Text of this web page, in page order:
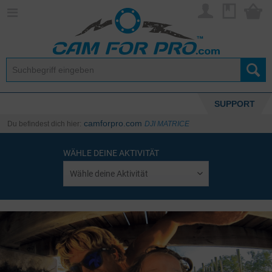
SUPPORT
Du befindest dich hier: camforpro.com DJI MATRICE
WÄHLE DEINE AKTIVITÄT